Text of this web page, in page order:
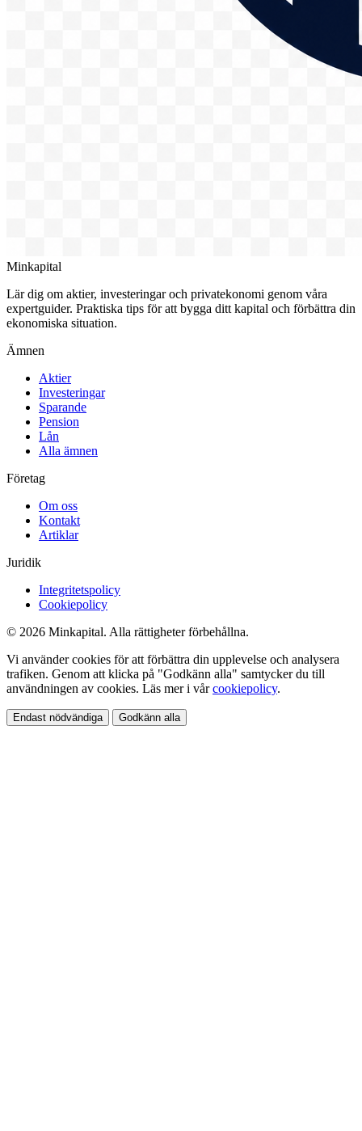
Minkapital
Lär dig om aktier, investeringar och privatekonomi genom våra
expertguider. Praktiska tips för att bygga ditt kapital och förbättra din
ekonomiska situation.
Ämnen
Aktier
Investeringar
Sparande
Pension
Lån
Alla ämnen
Företag
Om oss
Kontakt
Artiklar
Juridik
Integritetspolicy
Cookiepolicy
© 2026 Minkapital. Alla rättigheter förbehållna.
Vi använder cookies för att förbättra din upplevelse och analysera
trafiken. Genom att klicka på "Godkänn alla" samtycker du till
användningen av cookies. Läs mer i vårcookiepolicy.
Endast nödvändiga Godkänn alla